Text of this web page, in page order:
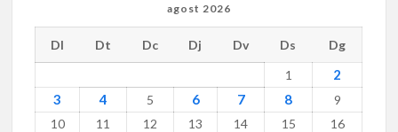
agost 2026
Dl Dt Dc Dj Dv Ds
Dg
1
2
3
4 5 6 7 8
9
10
11 12 13 14 15 16